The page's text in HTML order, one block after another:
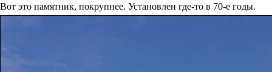
Вот это памятник, покрупнее. Установлен где-то в 70-е годы.